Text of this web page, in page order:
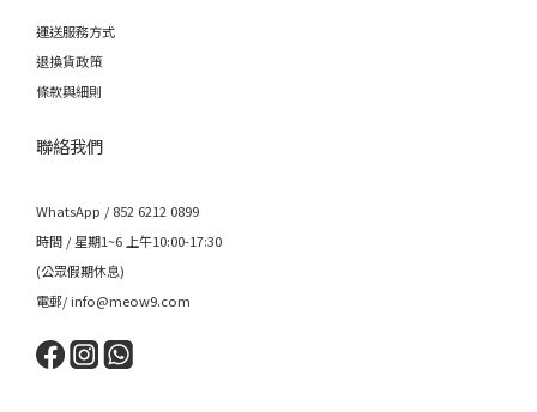
運送服務方式
退換貨政策
條款與細則
聯絡我們
WhatsApp / 852 6212 0899
時間 / 星期1~6 上午10:00-17:30
(公眾假期休息)
電郵/ info@meow9.com